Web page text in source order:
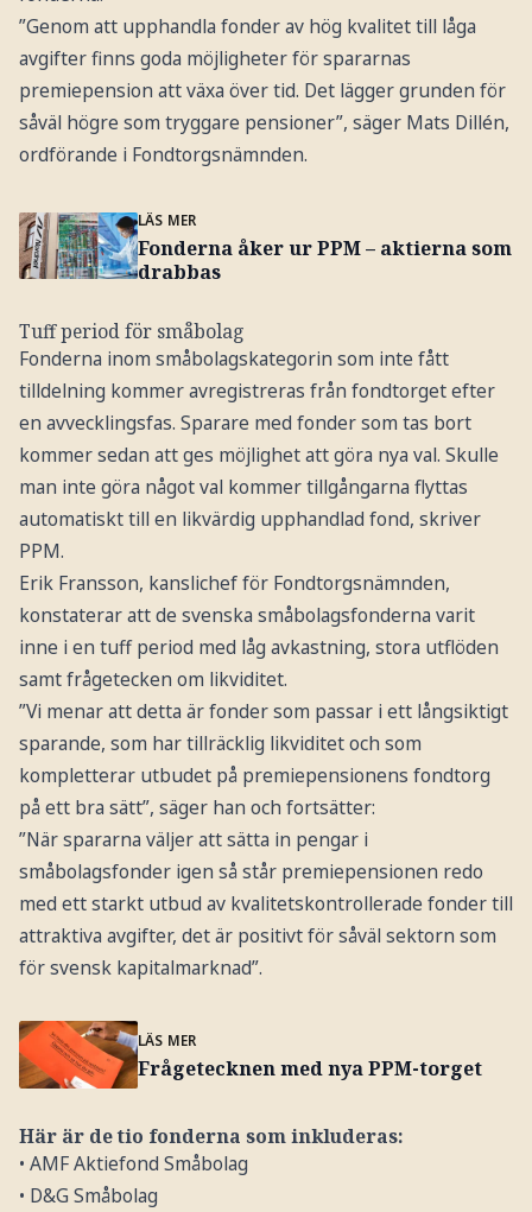
”Genom att upphandla fonder av hög kvalitet till låga
avgifter finns goda möjligheter för spararnas
premiepension att växa över tid. Det lägger grunden för
såväl högre som tryggare pensioner”, säger Mats Dillén,
ordförande i Fondtorgsnämnden.
LÄS MER
Fonderna åker ur PPM – aktierna som
drabbas
Tuff period för småbolag
Fonderna inom småbolagskategorin som inte fått
tilldelning kommer avregistreras från fondtorget efter
en avvecklingsfas. Sparare med fonder som tas bort
kommer sedan att ges möjlighet att göra nya val. Skulle
man inte göra något val kommer tillgångarna flyttas
automatiskt till en likvärdig upphandlad fond, skriver
PPM.
Erik Fransson, kanslichef för Fondtorgsnämnden,
konstaterar att de svenska småbolagsfonderna varit
inne i en tuff period med låg avkastning, stora utflöden
samt frågetecken om likviditet.
”Vi menar att detta är fonder som passar i ett långsiktigt
sparande, som har tillräcklig likviditet och som
kompletterar utbudet på premiepensionens fondtorg
på ett bra sätt”, säger han och fortsätter:
”När spararna väljer att sätta in pengar i
småbolagsfonder igen så står premiepensionen redo
med ett starkt utbud av kvalitetskontrollerade fonder till
attraktiva avgifter, det är positivt för såväl sektorn som
för svensk kapitalmarknad”.
LÄS MER
Frågetecknen med nya PPM-torget
Här är de tio fonderna som inkluderas:
• AMF Aktiefond Småbolag
• D&G Småbolag